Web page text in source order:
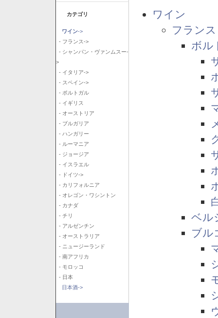
カテゴリ
ワイン->
- フランス->
- シャンパン・ヴァンムスー-
>
- イタリア->
- スペイン->
- ポルトガル
- イギリス
- オーストリア
- ブルガリア
- ハンガリー
- ルーマニア
- ジョージア
- イスラエル
- ドイツ->
- カリフォルニア
- オレゴン・ワシントン
- カナダ
- チリ
- アルゼンチン
- オーストラリア
- ニュージーランド
- 南アフリカ
- モロッコ
- 日本
日本酒->
ワイン
フランス
ボル
ベル
ブル